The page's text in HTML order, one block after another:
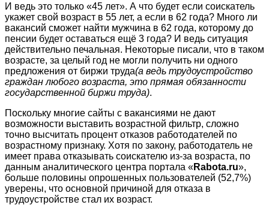
И ведь это только «45 лет». А что будет если соискатель
укажет свой возраст в 55 лет, а если в 62 года? Много ли
вакансий сможет найти мужчина в 62 года, которому до
пенсии будет оставаться ещё 3 года? И ведь ситуация
действительно печальная. Некоторые писали, что в таком
возрасте, за целый год не могли получить ни одного
предложения от биржи труда(а ведь трудоустройство
граждан любого возраста, это прямая обязанности
государственной биржи труда).
Поскольку многие сайты с вакансиями не дают
возможности выставить возрастной фильтр, сложно
точно высчитать процент отказов работодателей по
возрастному признаку. Хотя по закону, работодатель не
имеет права отказывать соискателю из-за возраста, по
данным аналитического центра портала «Rabota.ru»,
больше половины опрошенных пользователей (52,7%)
уверены, что основной причиной для отказа в
трудоустройстве стал их возраст.